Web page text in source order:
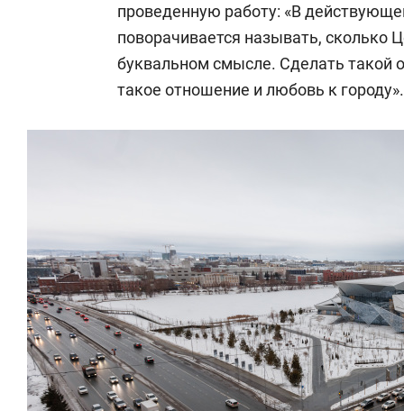
проведенную работу: «В
поворачивается называть, сколько
буквальном смысле. Сделать такой
такое отношение и любовь к городу».